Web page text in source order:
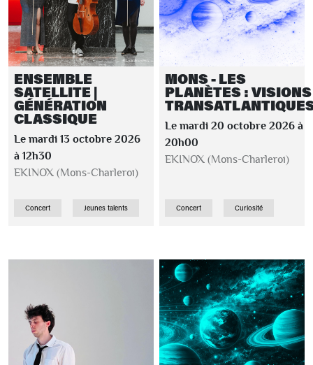
ENSEMBLE
SATELLITE |
GÉNÉRATION
CLASSIQUE
Le mardi 13 octobre 2026
à 12h30
EKINOX (Mons-Charleroi)
Concert Jeunes talents
MONS - LES
PLANÈTES : VISIONS
Le mardi 20 octobre 2026 à
20h00
EKINOX (Mons-Charleroi)
Concert Curiosité